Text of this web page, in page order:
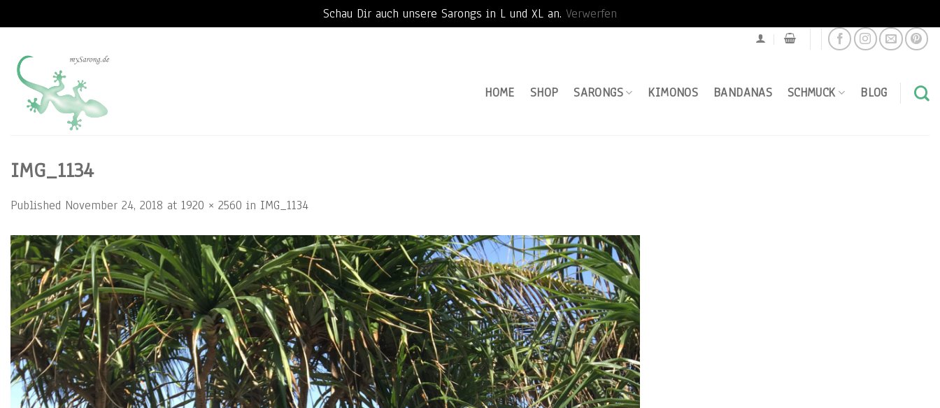
Schau Dir auch unsere Sarongs in L und XL an. Verwerfen
content
HOME
SHOP SARONGS KIMONOS BANDANAS SCHMUCK BLOG
IMG_1134
Published November 24, 2018 at 1920 × 2560 in IMG_1134